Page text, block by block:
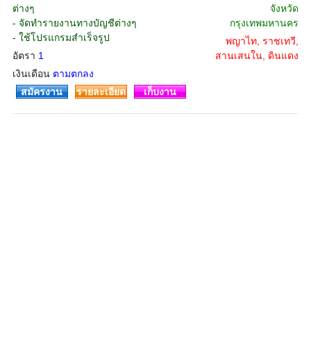
ต่างๆ
- จัดทำรายงานทางบัญชีต่างๆ
- ใช้โปรแกรมสำเร็จรูป
อัตรา 1
เงินเดือน ตามตกลง
จังหวัด
กรุงเทพมหานคร
พญาไท, ราชเทวี,
สานเสนใน, ดินแดง
สมัครงาน รายละเอียด เก็บงาน